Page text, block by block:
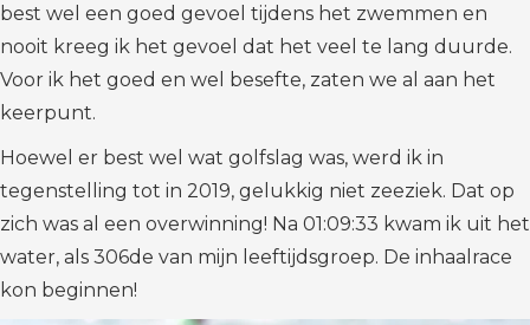
best wel een goed gevoel tijdens het zwemmen en
nooit kreeg ik het gevoel dat het veel te lang duurde.
Voor ik het goed en wel besefte, zaten we al aan het
keerpunt.
Hoewel er best wel wat golfslag was, werd ik in
tegenstelling tot in 2019, gelukkig niet zeeziek. Dat op
zich was al een overwinning! Na 01:09:33 kwam ik uit het
water, als 306de van mijn leeftijdsgroep. De inhaalrace
kon beginnen!